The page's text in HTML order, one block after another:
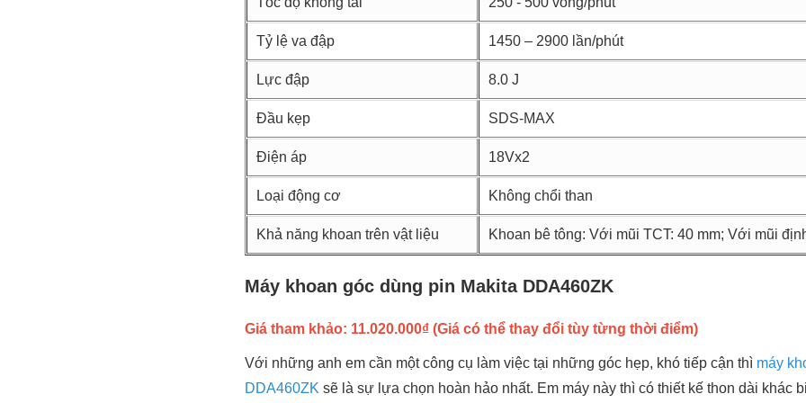
Tỷ lệ va đập 1450 – 2900 lần/phút
Lực đập 8.0 J
Đầu kẹp SDS-MAX
Điện áp 18Vx2
Loại động cơ Không chổi than
Khả năng khoan trên vật liệu Khoan bê tông: Với mũi TCT: 40 mm; Với mũi
Máy khoan góc dùng pin Makita DDA460ZK
Giá tham khảo: 11.020.000₫ (Giá có thể thay đổi tùy từng thời điểm)
Với những anh em cần một công cụ làm việc tại những góc hẹp, khó tiếp cận thì máy
DDA460ZK sẽ là sự lựa chọn hoàn hảo nhất. Em máy này thì có thiết kế thon dài khác